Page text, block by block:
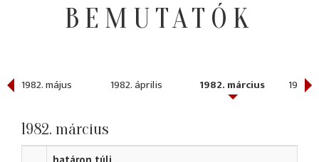
BEMUTATÓK
1982. május 1982. április 1982. március 1982.
1982. március